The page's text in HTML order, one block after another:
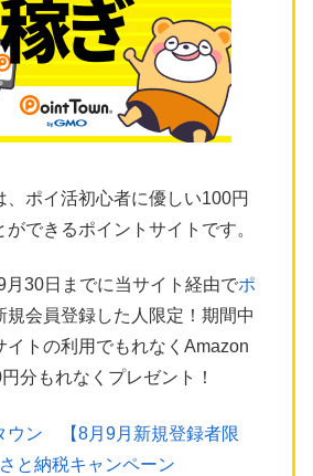
、ポイ活初心者に優しい100円
できるポイントサイトです。
月30日までに当サイト経由でポ
規会員登録した人限定！期間中
イトの利用でもれなくAmazon
分もれなくプレゼント！
ウン 【8月9月新規登録者限
と納税キャンペーン